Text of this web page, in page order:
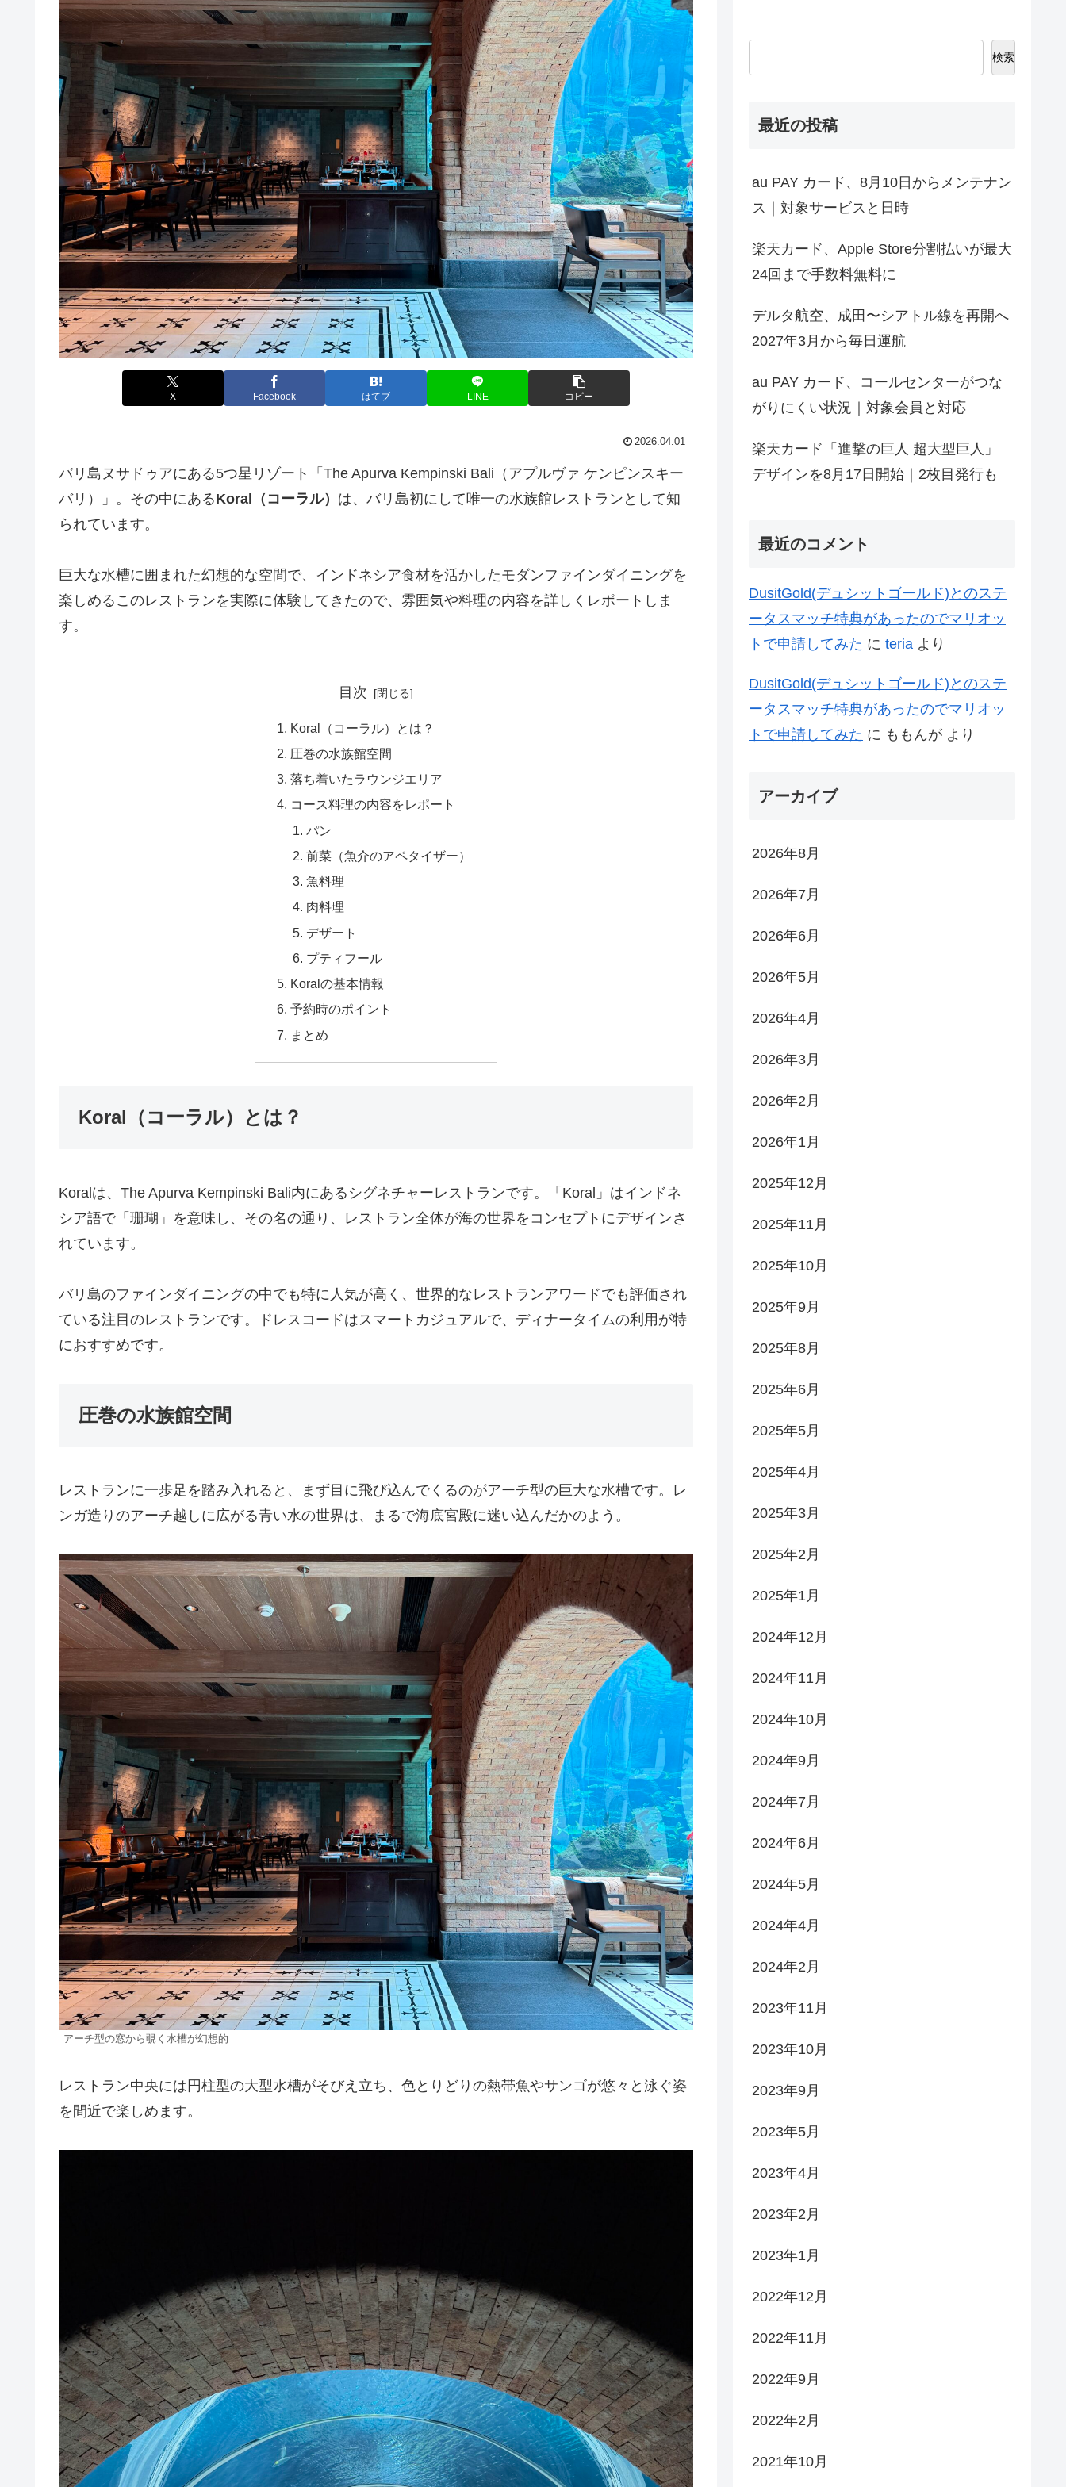
X Facebook はてブ LINE コピー
2026.04.01
バリ島ヌサドゥアにある5つ星リゾート「The Apurva Kempinski Bali（アプルヴァ ケンピンスキー
バリ）」。その中にあるKoral（コーラル） は、バリ島初にして唯一の水族館レストランとして知
られています。
巨大な水槽に囲まれた幻想的な空間で、インドネシア食材を活かしたモダンファインダイニングを
楽しめるこのレストランを実際に体験してきたので、雰囲気や料理の内容を詳しくレポートしま
す。
目次
Koral（コーラル）とは？
圧巻の水族館空間
落ち着いたラウンジエリア
コース料理の内容をレポート
パン
前菜（魚介のアペタイザー）
魚料理
肉料理
デザート
プティフール
Koralの基本情報
予約時のポイント
まとめ
Koral（コーラル）とは？
Koralは、The Apurva Kempinski Bali内にあるシグネチャーレストランです。「Koral」はインドネ
シア語で「珊瑚」を意味し、その名の通り、レストラン全体が海の世界をコンセプトにデザインさ
れています。
バリ島のファインダイニングの中でも特に人気が高く、世界的なレストランアワードでも評価され
ている注目のレストランです。ドレスコードはスマートカジュアルで、ディナータイムの利用が特
におすすめです。
圧巻の水族館空間
レストランに一歩足を踏み入れると、まず目に飛び込んでくるのがアーチ型の巨大な水槽です。レ
ンガ造りのアーチ越しに広がる青い水の世界は、まるで海底宮殿に迷い込んだかのよう。
アーチ型の窓から覗く水槽が幻想的
レストラン中央には円柱型の大型水槽がそびえ立ち、色とりどりの熱帯魚やサンゴが悠々と泳ぐ姿
を間近で楽しめます。
検索
最近の投稿
au PAY カード、8月10日からメンテナン
ス｜対象サービスと日時
楽天カード、Apple Store分割払いが最大
24回まで手数料無料に
デルタ航空、成田〜シアトル線を再開へ
2027年3月から毎日運航
au PAY カード、コールセンターがつな
がりにくい状況｜対象会員と対応
楽天カード「進撃の巨人 超大型巨人」
デザインを8月17日開始｜2枚目発行も
最近のコメント
DusitGold(デュシットゴールド)とのステ
ータスマッチ特典があったのでマリオッ
トで申請してみた に teria より
DusitGold(デュシットゴールド)とのステ
ータスマッチ特典があったのでマリオッ
トで申請してみた に ももんが より
アーカイブ
2026年8月
2026年7月
2026年6月
2026年5月
2026年4月
2026年3月
2026年2月
2026年1月
2025年12月
2025年11月
2025年10月
2025年9月
2025年8月
2025年6月
2025年5月
2025年4月
2025年3月
2025年2月
2025年1月
2024年12月
2024年11月
2024年10月
2024年9月
2024年7月
2024年6月
2024年5月
2024年4月
2024年2月
2023年11月
2023年10月
2023年9月
2023年5月
2023年4月
2023年2月
2023年1月
2022年12月
2022年11月
2022年9月
2022年2月
2021年10月